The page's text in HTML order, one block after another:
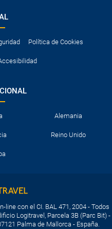
Política de Cookies
Alemania
Reino Unido
line con el CI. BAL 471, 2004 - Todos
Logitravel, Parcela 3B (Parc Bit) -
Palma de Mallorca - España.